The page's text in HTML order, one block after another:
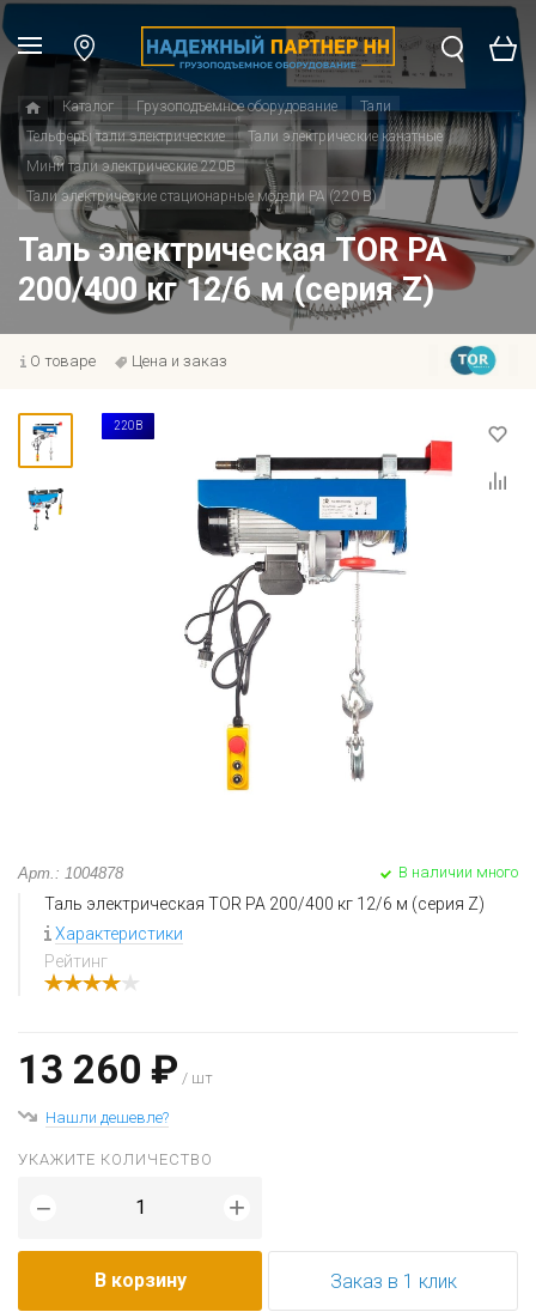
Каталог Грузоподъемное оборудование
Тали
Тельферы тали электрические
Тали электрические канатные
Мини тали электрические 220В
Тали электрические стационарные модели РА (220 В)
Таль электрическая TOR PA
200/400 кг 12/6 м (серия Z)
О товаре Цена и заказ
220В
Арт.: 1004878 В наличии много
Таль электрическая TOR PA 200/400 кг 12/6 м (серия Z)
Характеристики
Рейтинг
13 260 ₽ / шт
Нашли дешевле?
УКАЖИТЕ КОЛИЧЕСТВО
− +
В корзину Заказ в 1 клик